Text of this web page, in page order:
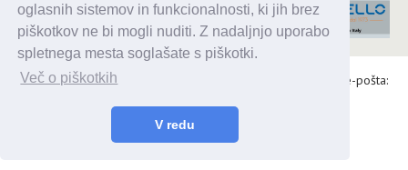
oglasnih sistemov in funkcionalnosti, ki jih brez
piškotkov ne bi mogli nuditi. Z nadaljnjo uporabo
spletnega mesta soglašate s piškotki.
Več o piškotkih
V redu
Alaris d.o.o., Topniška 14, Ljubljana, Tel.: 031 303 086, e-pošta:
© 2026 enavtika